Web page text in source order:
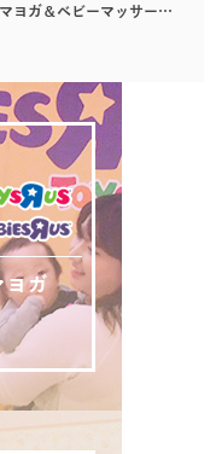
ヨガ＆ベビーマッサー…